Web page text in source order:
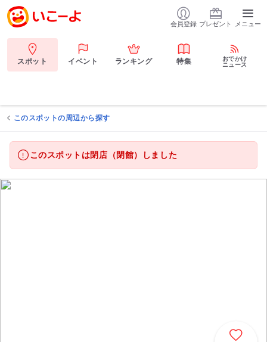
会員登録 プレゼント メニュー
スポット イベント ランキング 特集
おでかけ
ニュース
このスポットの周辺から探す
このスポットは閉店（閉館）しました